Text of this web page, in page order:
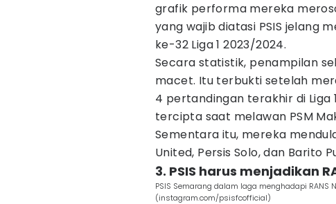
grafik performa mereka
yang wajib diatasi PSIS jelang
ke-32 Liga 1 2023/2024.
Secara statistik, penampilan
macet. Itu terbukti setelah
4 pertandingan terakhir di Liga
tercipta saat melawan PSM
Sementara itu, mereka
United, Persis Solo, dan Barito
3. PSIS harus menjadikan
PSIS Semarang dalam laga menghadapi
(instagram.com/psisfcofficial)